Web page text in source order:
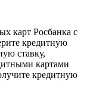
карт Росбанка с
кредитную
ставку,
картами
кредитную